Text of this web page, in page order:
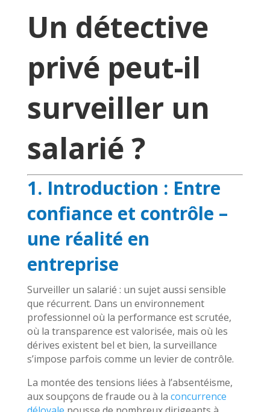
Un détective
privé peut-il
surveiller un
salarié ?
1. Introduction : Entre
confiance et contrôle –
une réalité en
entreprise
Surveiller un salarié : un sujet aussi sensible
que récurrent. Dans un environnement
professionnel où la performance est scrutée,
où la transparence est valorisée, mais où les
dérives existent bel et bien, la surveillance
s’impose parfois comme un levier de contrôle.
La montée des tensions liées à l’absentéisme,
aux soupçons de fraude ou à la concurrence